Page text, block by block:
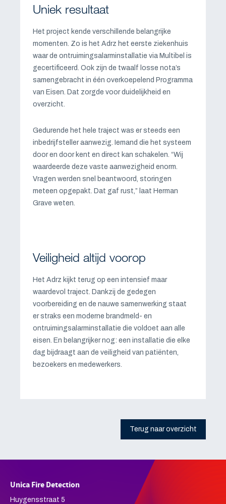
Uniek resultaat
Het project kende verschillende belangrijke
momenten. Zo is het Adrz het eerste ziekenhuis
waar de ontruimingsalarminstallatie via Multibel is
gecertificeerd. Ook zijn de twaalf losse nota’s
samengebracht in één overkoepelend Programma
van Eisen. Dat zorgde voor duidelijkheid en
overzicht.
Gedurende het hele traject was er steeds een
inbedrijfsteller aanwezig. Iemand die het systeem
door en door kent en direct kan schakelen. “Wij
waardeerde deze vaste aanwezigheid enorm.
Vragen werden snel beantwoord, storingen
meteen opgepakt. Dat gaf rust,” laat Herman
Grave weten.
Veiligheid altijd voorop
Het Adrz kijkt terug op een intensief maar
waardevol traject. Dankzij de gedegen
voorbereiding en de nauwe samenwerking staat
er straks een moderne brandmeld- en
ontruimingsalarminstallatie die voldoet aan alle
eisen. En belangrijker nog: een installatie die elke
dag bijdraagt aan de veiligheid van patiënten,
bezoekers en medewerkers.
Terug naar overzicht
Unica Fire Detection
Huygensstraat 5